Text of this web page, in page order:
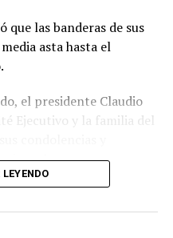
las banderas de sus
asta hasta el
el presidente Claudio
Ejecutivo y la familia del
sus hermanos,